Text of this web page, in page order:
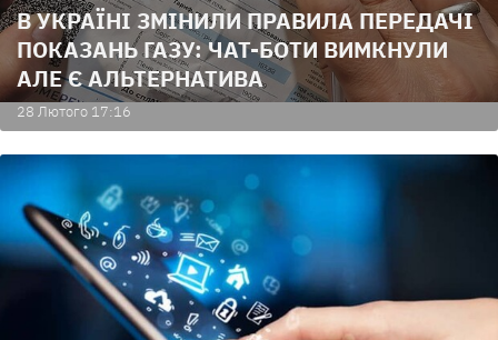
В УКРАЇНІ ЗМІНИЛИ ПРАВИЛА ПЕРЕДАЧІ
ПОКАЗАНЬ ГАЗУ: ЧАТ-БОТИ ВИМКНУЛИ
АЛЕ Є АЛЬТЕРНАТИВА
28 Лютого 17:16